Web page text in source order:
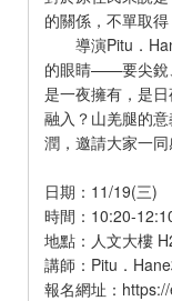
的關係，不單取得
導演Pitu．
的眼睛——要尖銳
是一夜擁有，是
融入？山羌腿的
潤，邀請大家一同
日期：11/19(三)
時間：10:20-
地點：人文大樓
講師：Pitu．
報名網址：